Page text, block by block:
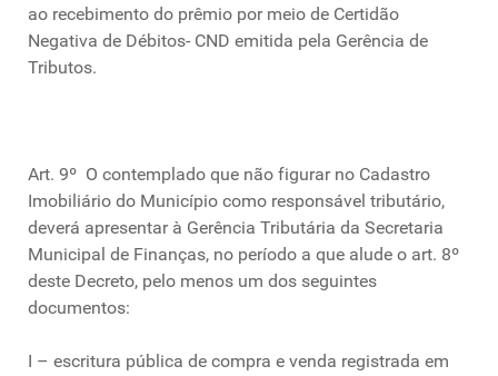
ao recebimento do prêmio por meio de Certidão
Negativa de Débitos- CND emitida pela Gerência de
Tributos.
Art. 9º O contemplado que não figurar no Cadastro
Imobiliário do Município como responsável tributário,
deverá apresentar à Gerência Tributária da Secretaria
Municipal de Finanças, no período a que alude o art. 8º
deste Decreto, pelo menos um dos seguintes
documentos:
I – escritura pública de compra e venda registrada em